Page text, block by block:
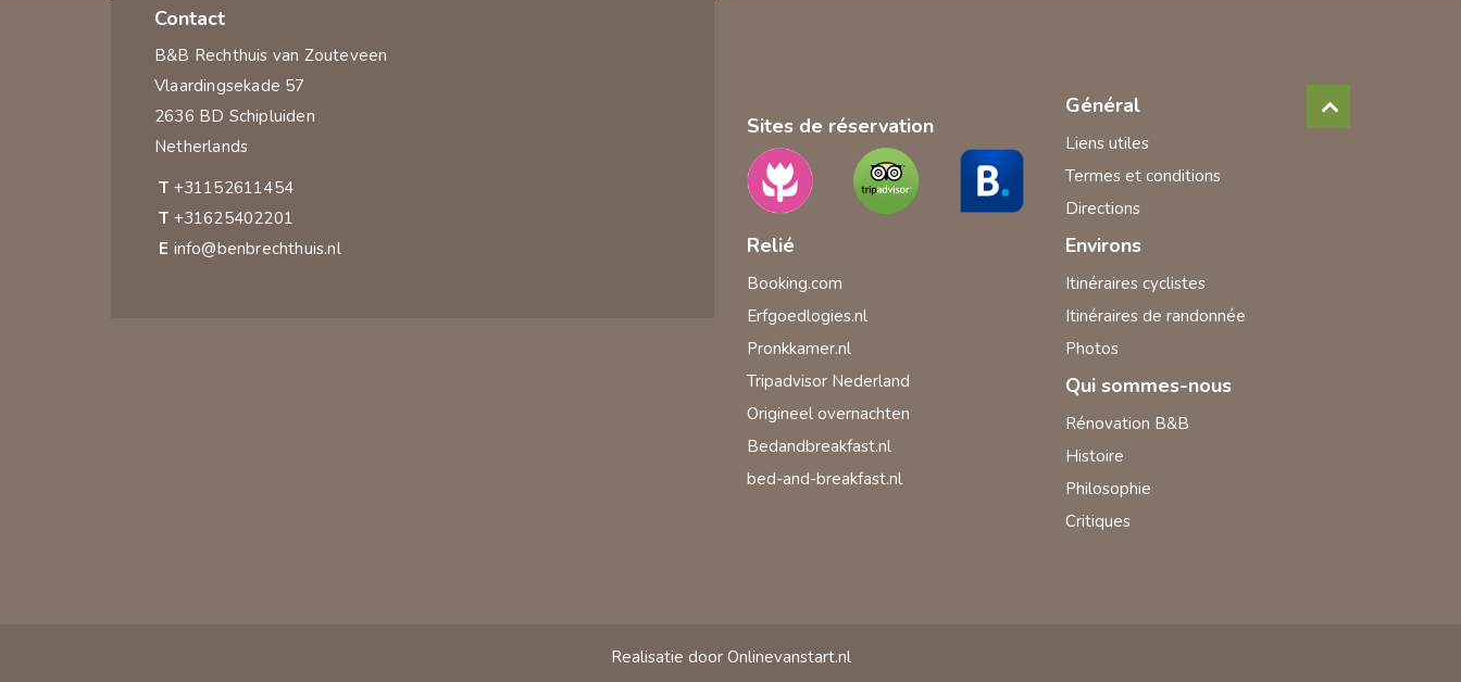
Contact
B&B Rechthuis van Zouteveen
Vlaardingsekade 57
2636 BD Schipluiden
Netherlands
T +31152611454
T +31625402201
E info@benbrechthuis.nl
Sites de réservation
Relié
Booking.com
Erfgoedlogies.nl
Pronkkamer.nl
Tripadvisor Nederland
Origineel overnachten
Bedandbreakfast.nl
bed-and-breakfast.nl
Général
Liens utiles
Termes et conditions
Directions
Environs
Itinéraires cyclistes
Itinéraires de randonnée
Photos
Qui sommes-nous
Rénovation B&B
Histoire
Philosophie
Critiques
Realisatie door Onlinevanstart.nl